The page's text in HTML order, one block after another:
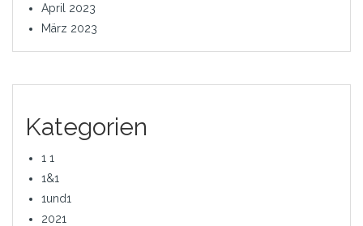
April 2023
März 2023
Kategorien
1 1
1&1
1und1
2021